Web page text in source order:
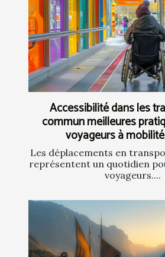
Accessibilité dans les
commun meilleures
voyageurs à
Les déplacements en
représentent un quotidien
voyageurs....